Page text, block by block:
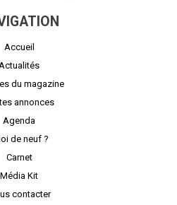
Accueil
du magazine
annonces
Agenda
de neuf ?
Carnet
Média Kit
contacter